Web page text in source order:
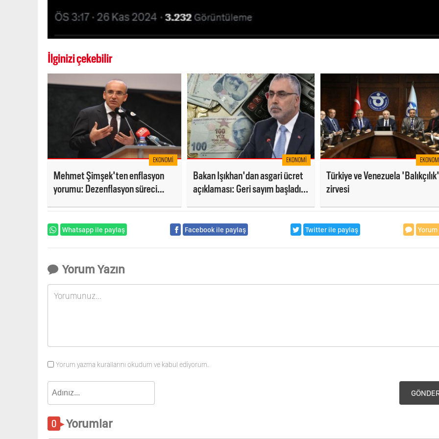
İlginizi çekebilir
EKONOMI
Mehmet Şimşek'ten enflasyon
yorumu: Dezenflasyon süreci
EKONOMI
Bakan Işıkhan'dan asgari ücret
açıklaması: Geri sayım başladı...
Türkiye ve Venezuela
zirvesi
Whatsapp ile paylaş Facebook ile paylaş Twitter ile paylaş Yorum
Yorum Yazın
Yorum yazma kurallarını okudum ve kabul ediyorum.
Yorumlar